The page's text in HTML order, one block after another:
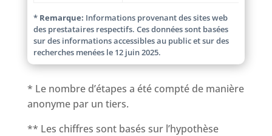
* Remarque: Informations provenant des sites web
des prestataires respectifs. Ces données sont basées
sur des informations accessibles au public et sur des
recherches menées le 12 juin 2025.
* Le nombre d’étapes a été compté de manière
anonyme par un tiers.
** Les chiffres sont basés sur l’hypothèse